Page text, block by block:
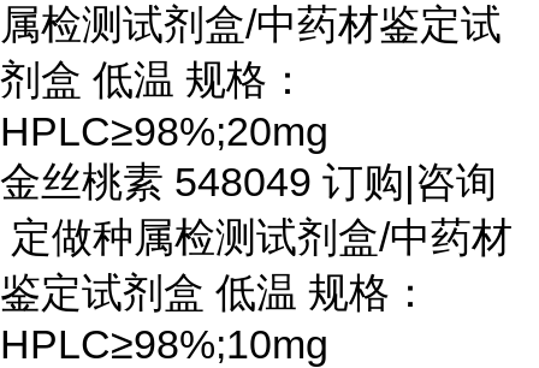
属检测试剂盒/中药材鉴定试
剂盒 低温 规格：
HPLC≥98%;20mg
金丝桃素 548049 订购|咨询
定做种属检测试剂盒/中药材
鉴定试剂盒 低温 规格：
HPLC≥98%;10mg